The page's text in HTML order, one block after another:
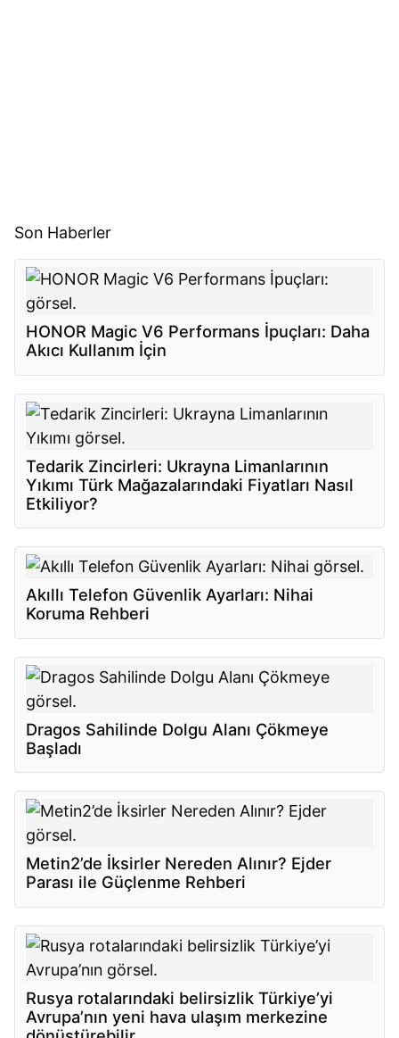
Son Haberler
HONOR Magic V6 Performans İpuçları: Daha
Akıcı Kullanım İçin
Tedarik Zincirleri: Ukrayna Limanlarının
Yıkımı Türk Mağazalarındaki Fiyatları Nasıl
Etkiliyor?
Akıllı Telefon Güvenlik Ayarları: Nihai
Koruma Rehberi
Dragos Sahilinde Dolgu Alanı Çökmeye
Başladı
Metin2’de İksirler Nereden Alınır? Ejder
Parası ile Güçlenme Rehberi
Rusya rotalarındaki belirsizlik Türkiye’yi
Avrupa’nın yeni hava ulaşım merkezine